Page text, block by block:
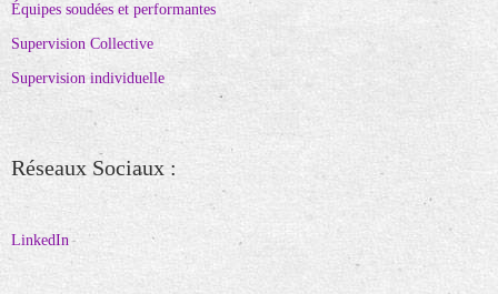
Équipes soudées et performantes
Supervision Collective
Supervision individuelle
Réseaux Sociaux :
LinkedIn